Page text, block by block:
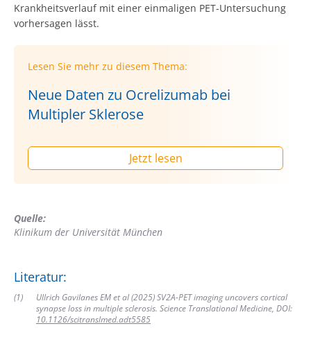
Krankheitsverlauf mit einer einmaligen PET-Untersuchung
vorhersagen lässt.
Lesen Sie mehr zu diesem Thema:
Neue Daten zu Ocrelizumab bei
Multipler Sklerose
Jetzt lesen
Quelle:
Klinikum der Universität München
Literatur:
(1)
Ullrich Gavilanes EM et al (2025) SV2A-PET imaging uncovers cortical
synapse loss in multiple sclerosis. Science Translational Medicine, DOI:
10.1126/scitranslmed.adt5585